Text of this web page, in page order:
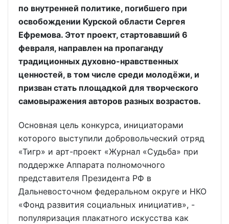
по внутренней политике, погибшего при
освобождении Курской области Сергея
Ефремова. Этот проект, стартовавший 6
февраля, направлен на пропаганду
традиционных духовно-нравственных
ценностей, в том числе среди молодёжи, и
призван стать площадкой для творческого
самовыражения авторов разных возрастов.
Основная цель конкурса, инициаторами
которого выступили добровольческий отряд
«Тигр» и арт-проект «Журнал «Судьба» при
поддержке Аппарата полномочного
представителя Президента РФ в
Дальневосточном федеральном округе и НКО
«Фонд развития социальных инициатив», -
популяризация плакатного искусства как